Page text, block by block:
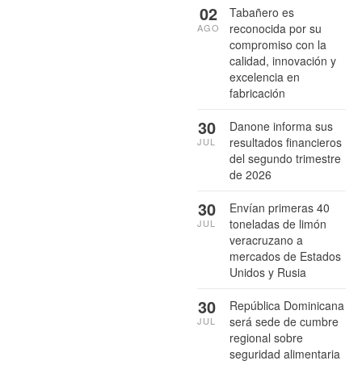
Tabañero es
reconocida por su
compromiso con la
calidad, innovación y
excelencia en
fabricación
02
AGO
Danone informa sus
resultados financieros
del segundo trimestre
de 2026
30
JUL
Envían primeras 40
toneladas de limón
veracruzano a
mercados de Estados
Unidos y Rusia
30
JUL
República Dominicana
será sede de cumbre
regional sobre
seguridad alimentaria
30
JUL